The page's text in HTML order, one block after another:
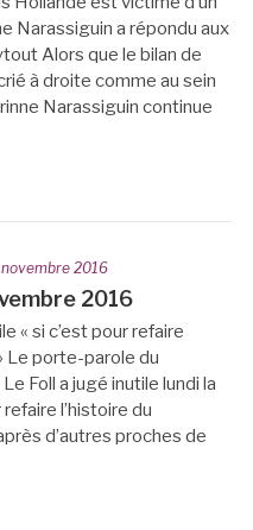
Narassiguin a répondu aux
Alors que le bilan de
à droite comme au sein
Narassiguin continue
2016
2016
« si c’est pour refaire
Le porte-parole du
Foll a jugé inutile lundi la
l’histoire du
d’autres proches de